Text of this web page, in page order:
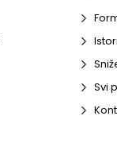
Svi